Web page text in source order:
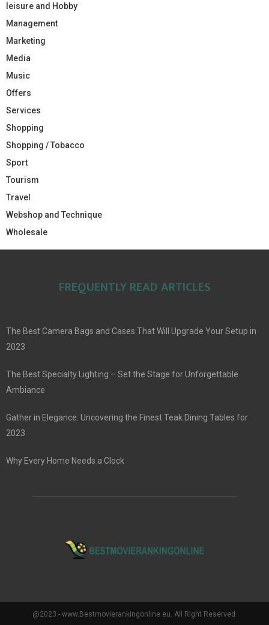
leisure and Hobby
Management
Marketing
Media
Music
Offers
Services
Shopping
Shopping / Tobacco
Sport
Tourism
Travel
Webshop and Technique
Wholesale
FREQUENTLY READ ARTICLES
The Best Camera Bags and Cases That Will Upgrade Your Setup in
2023
The Best Specialty Lighting – Set the Stage for Unforgettable
Ambiance
Gather in Elegance: Uncovering the Finest Teak Dining Tables for
2023
Why Every Home Needs a Clock
@2023 - www.Bestmovierankingonline.eu. All Right Reserved.